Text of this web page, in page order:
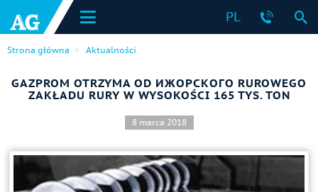
PL
Strona główna Aktualności
GAZPROM OTRZYMA OD ИЖОРСКОГО RUROWEGO
ZAKŁADU RURY W WYSOKOŚCI 165 TYS. TON
8 marca 2018